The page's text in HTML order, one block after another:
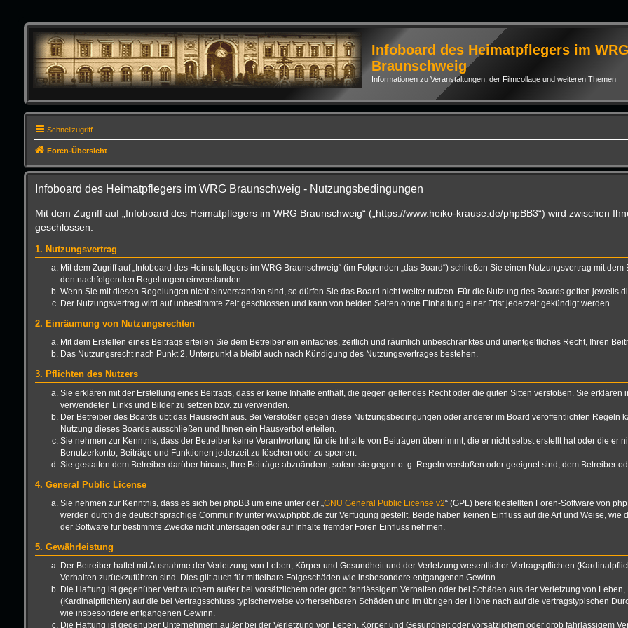
Infoboard des Heimatpflegers im WRG
Braunschweig
Informationen zu Veranstaltungen, der Filmcollage und weiteren Themen
Schnellzugriff
Foren-Übersicht
Infoboard des Heimatpflegers im WRG Braunschweig - Nutzungsbedingungen
Mit dem Zugriff auf „Infoboard des Heimatpflegers im WRG Braunschweig“ („https://www.heiko-krause.de/phpBB3“) wird zwischen
geschlossen:
1. Nutzungsvertrag
Mit dem Zugriff auf „Infoboard des Heimatpflegers im WRG Braunschweig“ (im Folgenden „das Board“) schließen Sie einen Nutzungsvertrag mit
den nachfolgenden Regelungen einverstanden.
Wenn Sie mit diesen Regelungen nicht einverstanden sind, so dürfen Sie das Board nicht weiter nutzen. Für die Nutzung des Boards gelten jeweils
Der Nutzungsvertrag wird auf unbestimmte Zeit geschlossen und kann von beiden Seiten ohne Einhaltung einer Frist jederzeit gekündigt werden.
2. Einräumung von Nutzungsrechten
Mit dem Erstellen eines Beitrags erteilen Sie dem Betreiber ein einfaches, zeitlich und räumlich unbeschränktes und unentgeltliches Recht, Ihren
Das Nutzungsrecht nach Punkt 2, Unterpunkt a bleibt auch nach Kündigung des Nutzungsvertrages bestehen.
3. Pflichten des Nutzers
Sie erklären mit der Erstellung eines Beitrags, dass er keine Inhalte enthält, die gegen geltendes Recht oder die guten Sitten verstoßen. Sie
verwendeten Links und Bilder zu setzen bzw. zu verwenden.
Der Betreiber des Boards übt das Hausrecht aus. Bei Verstößen gegen diese Nutzungsbedingungen oder anderer im Board veröffentlichten
Nutzung dieses Boards ausschließen und Ihnen ein Hausverbot erteilen.
Sie nehmen zur Kenntnis, dass der Betreiber keine Verantwortung für die Inhalte von Beiträgen übernimmt, die er nicht selbst erstellt hat oder die er
Benutzerkonto, Beiträge und Funktionen jederzeit zu löschen oder zu sperren.
Sie gestatten dem Betreiber darüber hinaus, Ihre Beiträge abzuändern, sofern sie gegen o. g. Regeln verstoßen oder geeignet sind, dem Betreiber
4. General Public License
Sie nehmen zur Kenntnis, dass es sich bei phpBB um eine unter der „GNU General Public License v2“ (GPL) bereitgestellten Foren-Software von
werden durch die deutschsprachige Community unter www.phpbb.de zur Verfügung gestellt. Beide haben keinen Einfluss auf die Art und Weise,
der Software für bestimmte Zwecke nicht untersagen oder auf Inhalte fremder Foren Einfluss nehmen.
5. Gewährleistung
Der Betreiber haftet mit Ausnahme der Verletzung von Leben, Körper und Gesundheit und der Verletzung wesentlicher Vertragspflichten
Verhalten zurückzuführen sind. Dies gilt auch für mittelbare Folgeschäden wie insbesondere entgangenen Gewinn.
Die Haftung ist gegenüber Verbrauchern außer bei vorsätzlichem oder grob fahrlässigem Verhalten oder bei Schäden aus der Verletzung von
(Kardinalpflichten) auf die bei Vertragsschluss typischerweise vorhersehbaren Schäden und im übrigen der Höhe nach auf die vertragstypischen
wie insbesondere entgangenen Gewinn.
Die Haftung ist gegenüber Unternehmern außer bei der Verletzung von Leben, Körper und Gesundheit oder vorsätzlichem oder grob fahrlässigem